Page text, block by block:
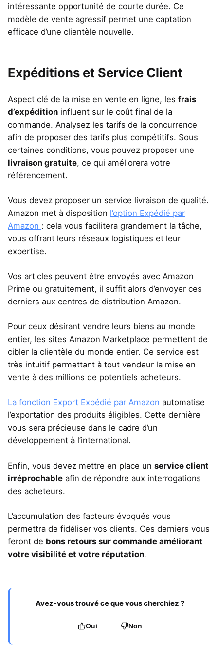
intéressante opportunité de courte durée. Ce
modèle de vente agressif permet une captation
efficace d’une clientèle nouvelle.
Expéditions et Service Client
Aspect clé de la mise en vente en ligne, les frais
d’expédition influent sur le coût final de la
commande. Analysez les tarifs de la concurrence
afin de proposer des tarifs plus compétitifs. Sous
certaines conditions, vous pouvez proposer une
livraison gratuite, ce qui améliorera votre
référencement.
Vous devez proposer un service livraison de qualité.
Amazon met à disposition l’option Expédié par
Amazon : cela vous facilitera grandement la tâche,
vous offrant leurs réseaux logistiques et leur
expertise.
Vos articles peuvent être envoyés avec Amazon
Prime ou gratuitement, il suffit alors d’envoyer ces
derniers aux centres de distribution Amazon.
Pour ceux désirant vendre leurs biens au monde
entier, les sites Amazon Marketplace permettent de
cibler la clientèle du monde entier. Ce service est
très intuitif permettant à tout vendeur la mise en
vente à des millions de potentiels acheteurs.
La fonction Export Expédié par Amazon automatise
l’exportation des produits éligibles. Cette dernière
vous sera précieuse dans le cadre d’un
développement à l’international.
Enfin, vous devez mettre en place un service client
irréprochable afin de répondre aux interrogations
des acheteurs.
L’accumulation des facteurs évoqués vous
permettra de fidéliser vos clients. Ces derniers vous
feront de bons retours sur commande améliorant
votre visibilité et votre réputation.
Avez-vous trouvé ce que vous cherchiez ?
Oui Non